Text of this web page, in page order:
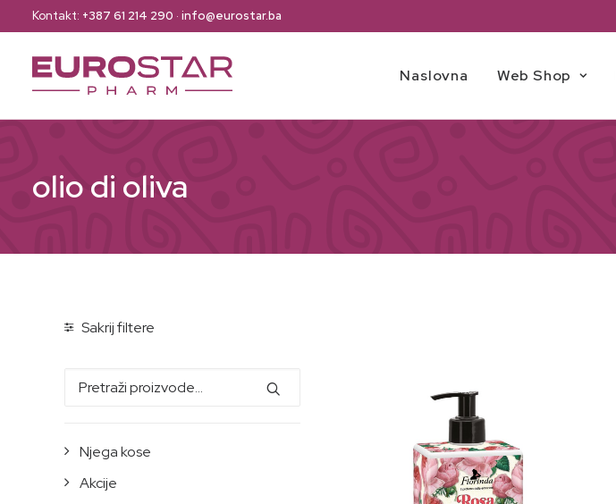
Kontakt: +387 61 214 290 · info@eurostar.ba
Naslovna Web Shop
olio di oliva
Sakrij filtere
Pretraži:
Njega kose
Akcije